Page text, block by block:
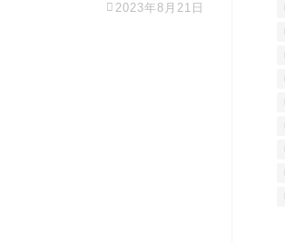
2023年8月21日